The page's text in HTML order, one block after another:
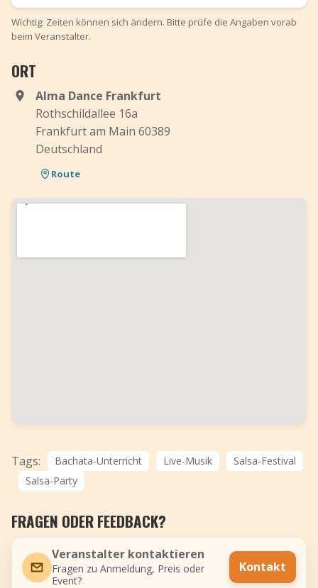
Wichtig: Zeiten können sich ändern. Bitte prüfe die Angaben vorab
beim Veranstalter.
ORT
Alma Dance Frankfurt
Rothschildallee 16a
Frankfurt am Main 60389
Deutschland
Route
Tags: Bachata-Unterricht Live-Musik
Salsa-Festival
Salsa-Party
FRAGEN ODER FEEDBACK?
Veranstalter kontaktieren
Fragen zu Anmeldung, Preis oder
Event?
Kontakt